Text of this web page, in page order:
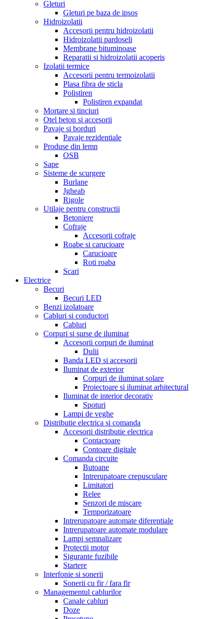
Gleturi
Gleturi pe baza de ipsos
Hidroizolatii
Accesorii pentru hidroizolatii
Hidroizolatii pardoseli
Membrane bituminoase
Reparatii si hidroizolatii acoperis
Izolatii termice
Accesorii pentru termoizolatii
Plasa fibra de sticla
Polistiren
Polistiren expandat
Mortare si tinciuri
Otel beton si accesorii
Pavaje si borduri
Pavaje rezidentiale
Produse din lemn
OSB
Sape
Sisteme de scurgere
Burlane
Jgheab
Rigole
Utilaje pentru constructii
Betoniere
Cofraje
Accesorii cofraje
Roabe si carucioare
Carucioare
Roti roaba
Scari
Electrice
Becuri
Becuri LED
Benzi izolatoare
Cabluri si conductori
Cabluri
Corpuri si surse de iluminat
Accesorii corpuri de iluminat
Dulii
Banda LED si accesorii
Iluminat de exterior
Corpuri de iluminat solare
Proiectoare si iluminat arhitectural
Iluminat de interior decorativ
Spoturi
Lampi de veghe
Distributie electrica si comanda
Accesorii distributie electrica
Contactoare
Contoare digitale
Comanda circuite
Butoane
Intrerupatoare crepusculare
Limitatori
Relee
Senzori de miscare
Temporizatoare
Intrerupatoare automate diferentiale
Intrerupatoare automate modulare
Lampi semnalizare
Protectii motor
Sigurante fuzibile
Startere
Interfonie si sonerii
Sonerii cu fir / fara fir
Managementul cablurilor
Canale cabluri
Doze